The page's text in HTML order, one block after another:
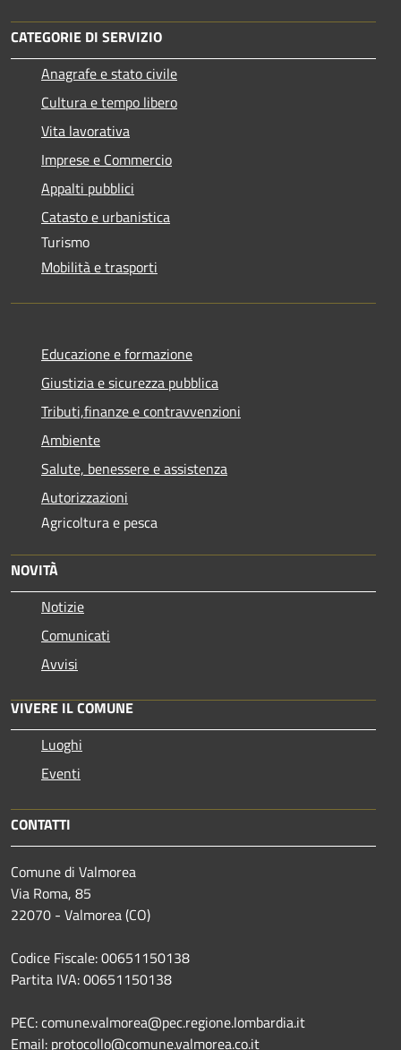
CATEGORIE DI SERVIZIO
Anagrafe e stato civile
Cultura e tempo libero
Vita lavorativa
Imprese e Commercio
Appalti pubblici
Catasto e urbanistica
Turismo
Mobilità e trasporti
Educazione e formazione
Giustizia e sicurezza pubblica
Tributi,finanze e contravvenzioni
Ambiente
Salute, benessere e assistenza
Autorizzazioni
Agricoltura e pesca
NOVITÀ
Notizie
Comunicati
Avvisi
VIVERE IL COMUNE
Luoghi
Eventi
CONTATTI
Comune di Valmorea
Via Roma, 85
22070 - Valmorea (CO)
Codice Fiscale: 00651150138
Partita IVA: 00651150138
PEC: comune.valmorea@pec.regione.lombardia.it
Email: protocollo@comune.valmorea.co.it